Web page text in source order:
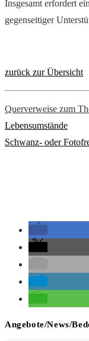
Insgesamt erfordert
gegenseitiger
zurück zur Übersicht
Querverweise zum
Lebensumstände
Schwanz- oder
Angebote/News/